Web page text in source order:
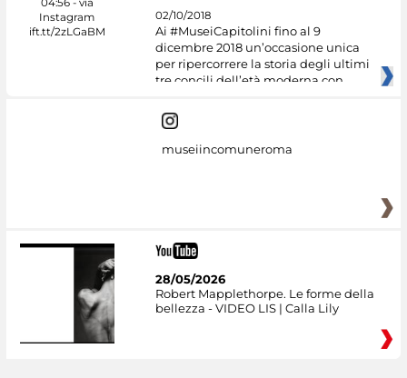
02/10/2018
Ai #MuseiCapitolini fino al 9
dicembre 2018 un’occasione unica
per ripercorrere la storia degli ultimi
tre concili dell’età moderna con
museiincomuneroma
28/05/2026
Robert Mapplethorpe. Le forme della
bellezza - VIDEO LIS | Calla Lily